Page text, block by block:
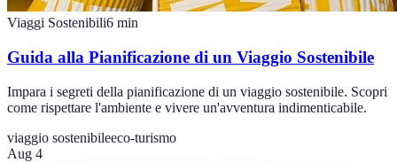
Viaggi Sostenibili6 min
Guida alla Pianificazione di un Viaggio Sostenibile
Impara i segreti della pianificazione di un viaggio sostenibile. Scopri
come rispettare l'ambiente e vivere un'avventura indimenticabile.
viaggio sostenibileeco-turismo
Aug 4